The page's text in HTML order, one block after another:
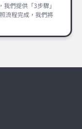
們提供「3步驟」
流程完成，我們將